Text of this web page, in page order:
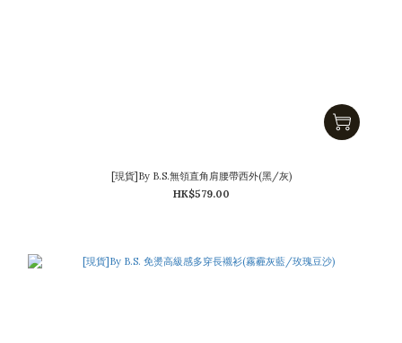
[現貨]By B.S.無領直角肩腰帶西外(黑/灰)
HK$579.00